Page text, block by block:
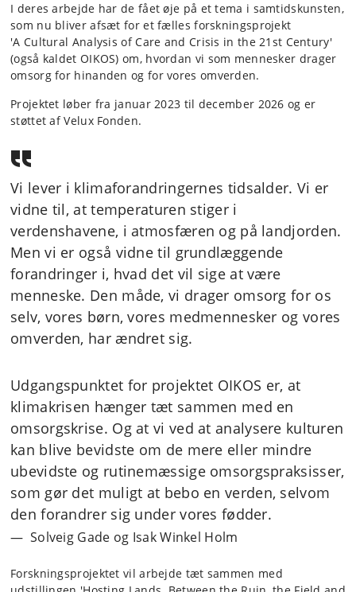
I deres arbejde har de fået øje på et tema i samtidskunsten,
som nu bliver afsæt for et fælles forskningsprojekt
'A Cultural Analysis of Care and Crisis in the 21st Century'
(også kaldet OIKOS) om, hvordan vi som mennesker drager
omsorg for hinanden og for vores omverden.
Projektet løber fra januar 2023 til december 2026 og er
støttet af Velux Fonden.
Vi lever i klimaforandringernes tidsalder. Vi er
vidne til, at temperaturen stiger i
verdenshavene, i atmosfæren og på landjorden.
Men vi er også vidne til grundlæggende
forandringer i, hvad det vil sige at være
menneske. Den måde, vi drager omsorg for os
selv, vores børn, vores medmennesker og vores
omverden, har ændret sig.
Udgangspunktet for projektet OIKOS er, at
klimakrisen hænger tæt sammen med en
omsorgskrise. Og at vi ved at analysere kulturen
kan blive bevidste om de mere eller mindre
ubevidste og rutinemæssige omsorgspraksisser,
som gør det muligt at bebo en verden, selvom
den forandrer sig under vores fødder.
Solveig Gade og Isak Winkel Holm
Forskningsprojektet vil arbejde tæt sammen med